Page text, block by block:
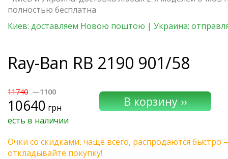
полностью бесплатна
Киев: доставляем Новою поштою | Украина:
Ray-Ban RB 2190 901/58
11740 —1100
10640 грн
есть в наличии
Очки со скидками, чаще всего, распродаются быстро
откладывайте покупку!